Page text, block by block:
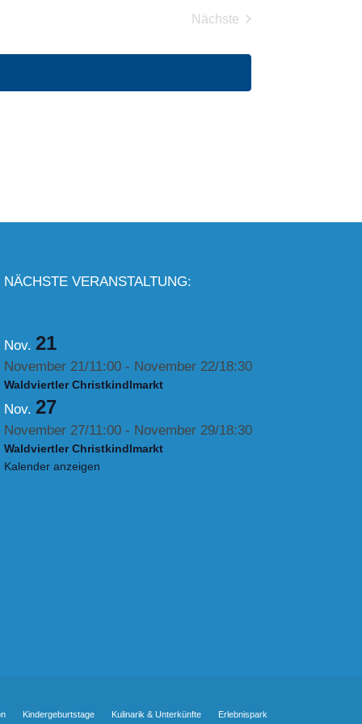
Nächste
NÄCHSTE VERANSTALTUNG:
Nov.21
November 21/11:00 - November 22/18:30
Waldviertler Christkindlmarkt
Nov.27
November 27/11:00 - November 29/18:30
Waldviertler Christkindlmarkt
Kalender anzeigen
Kindergeburtstage Kulinarik & Unterkünfte Erlebnispark